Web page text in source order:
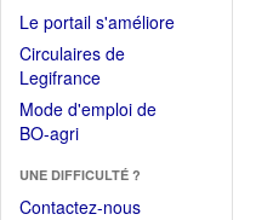
Le portail s'améliore(Fichier
Circulaires de
Legifrance(Ouvrir
dans
une
fenêtre)
Mode d'emploi de
BO-agri(Ouvrir
une
nouvelle
UNE DIFFICULTÉ ?
Contactez-nous